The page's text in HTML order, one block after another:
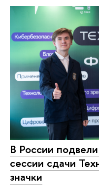
В России
сессии сдачи
значки